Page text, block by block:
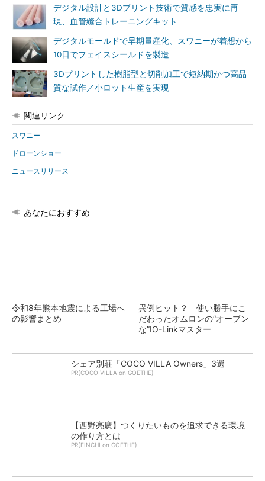
デジタル設計と3Dプリント技術で質感を忠実に再
現、血管縫合トレーニングキット
デジタルモールドで早期量産化、スワニーが着想から
10日でフェイスシールドを製造
3Dプリントした樹脂型と切削加工で短納期かつ高品
質な試作／小ロット生産を実現
関連リンク
スワニー
ドローンショー
ニュースリリース
あなたにおすすめ
令和8年熊本地震による工場へ
の影響まとめ
異例ヒット？ 使い勝手にこ
だわったオムロンの“オープン
な”IO-Linkマスター
シェア別荘「COCO VILLA Owners」3選
PR(COCO VILLA on GOETHE)
【西野亮廣】つくりたいものを追求できる環境
の作り方とは
PR(FINCHI on GOETHE)